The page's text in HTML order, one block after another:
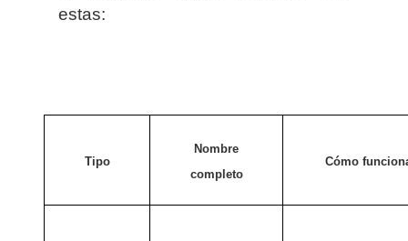
estas:
Tipo
Nombre
completo
Cómo